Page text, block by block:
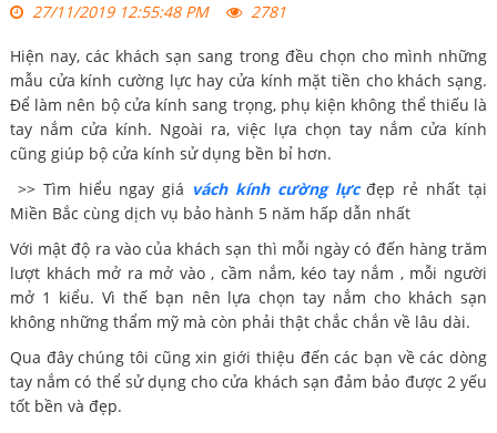
27/11/2019 12:55:48 PM 2781
Hiện nay, các khách sạn sang trong đều chọn cho mình những
mẫu cửa kính cường lực hay cửa kính mặt tiền cho khách sạng.
Để làm nên bộ cửa kính sang trọng, phụ kiện không thể thiếu là
tay nắm cửa kính. Ngoài ra, việc lựa chọn tay nắm cửa kính
cũng giúp bộ cửa kính sử dụng bền bỉ hơn.
>> Tìm hiểu ngay giá vách kính cường lựcđẹp rẻ nhất tại
Miền Bắc cùng dịch vụ bảo hành 5 năm hấp dẫn nhất
Với mật độ ra vào của khách sạn thì mỗi ngày có đến hàng trăm
lượt khách mở ra mở vào , cầm nắm, kéo tay nắm , mỗi người
mở 1 kiểu. Vì thế bạn nên lựa chọn tay nắm cho khách sạn
không những thẩm mỹ mà còn phải thật chắc chắn về lâu dài.
Qua đây chúng tôi cũng xin giới thiệu đến các bạn về các dòng
tay nắm có thể sử dụng cho cửa khách sạn đảm bảo được 2 yếu
tốt bền và đẹp.